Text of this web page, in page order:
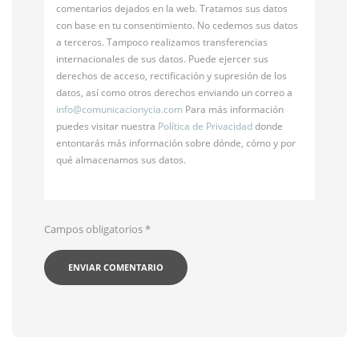
comentarios dejados en la web. Tratamos sus datos
con base en tu consentimiento. No cedemos sus datos
a terceros. Tampoco realizamos transferencias
internacionales de sus datos. Puede ejercer sus
derechos de acceso, rectificación y supresión de los
datos, así como otros derechos enviando un correo a
info@comunicacionycia.com Para más información
puedes visitar nuestra Política de Privacidaddonde
entontarás más información sobre dónde, cómo y por
qué almacenamos sus datos.
Campos obligatorios*